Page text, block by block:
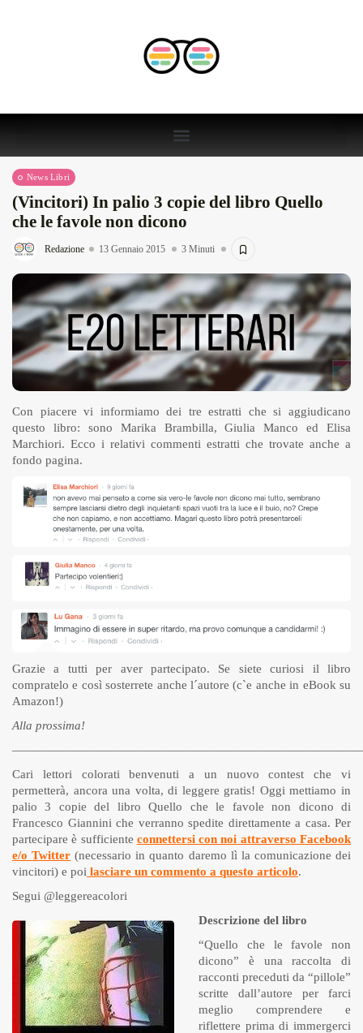
News Libri
(Vincitori) In palio 3 copie del libro Quello
che le favole non dicono
Redazione 13 Gennaio 2015 3 Minuti
Con piacere vi informiamo dei tre estratti che si aggiudicano
questo libro: sono Marika Brambilla, Giulia Manco ed Elisa
Marchiori. Ecco i relativi commenti estratti che trovate anche a
fondo pagina.
Grazie a tutti per aver partecipato. Se siete curiosi il libro
compratelo e così sosterrete anche l´autore (c`e anche in eBook su
Amazon!)
Alla prossima!
Cari lettori colorati benvenuti a un nuovo contest che vi
permetterà, ancora una volta, di leggere gratis! Oggi mettiamo in
palio 3 copie del libro Quello che le favole non dicono di
Francesco Giannini che verranno spedite direttamente a casa. Per
partecipare è sufficiente connettersi con noi attraverso Facebook
e/o Twitter (necessario in quanto daremo lì la comunicazione dei
vincitori) e poi lasciare un commento a questo articolo.
Segui @leggereacolori
Descrizione del libro
“Quello che le favole non
dicono” è una raccolta di
racconti preceduti da “pillole”
scritte dall’autore per farci
meglio comprendere e
riflettere prima di immergerci